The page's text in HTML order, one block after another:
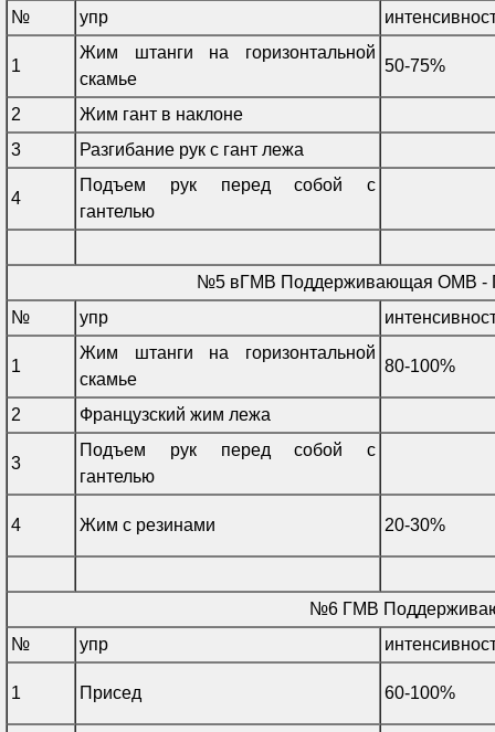
№
упр
1
Жим штанги на горизонтальной
скамье
50-75%
2
Жим гант в наклоне
3
Разгибание рук с гант лежа
4
Подъем рук перед собой с
гантелью
№5 вГМВ Поддерживающая ОМВ -
№
упр
1
Жим штанги на горизонтальной
скамье
80-100%
2 Французский жим лежа
3
Подъем рук перед собой с
гантелью
4 Жим с резинами 20-30%
№6 ГМВ
№
упр
1 Присед 60-100%